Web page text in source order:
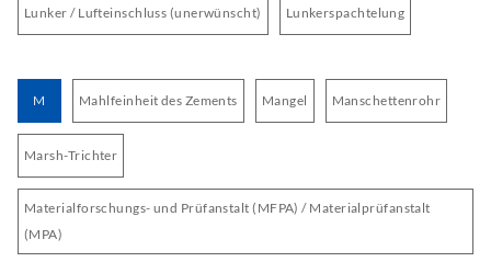
Lunker / Lufteinschluss (unerwünscht) Lunkerspachtelung
M Mahlfeinheit des Zements Mangel Manschettenrohr
Marsh-Trichter
Materialforschungs- und Prüfanstalt (MFPA) / Materialprüfanstalt
(MPA)